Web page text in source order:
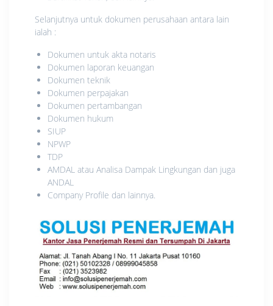
Selanjutnya untuk dokumen perusahaan antara lain
ialah :
Dokumen untuk akta notaris
Dokumen laporan keuangan
Dokumen teknik
Dokumen perpajakan
Dokumen pertambangan
Dokumen hukum
SIUP
NPWP
TDP
AMDAL atau Analisa Dampak Lingkungan dan juga
ANDAL
Company Profile dan lainnya.